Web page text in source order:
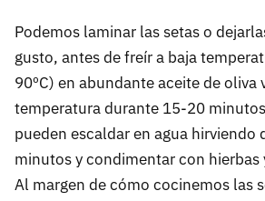
Podemos laminar las setas o
gusto, antes de freír a baja
90ºC) en abundante aceite de oliva
temperatura durante 15-20
pueden escaldar en agua hirviendo
minutos y condimentar con hierbas
Al margen de cómo cocinemos las